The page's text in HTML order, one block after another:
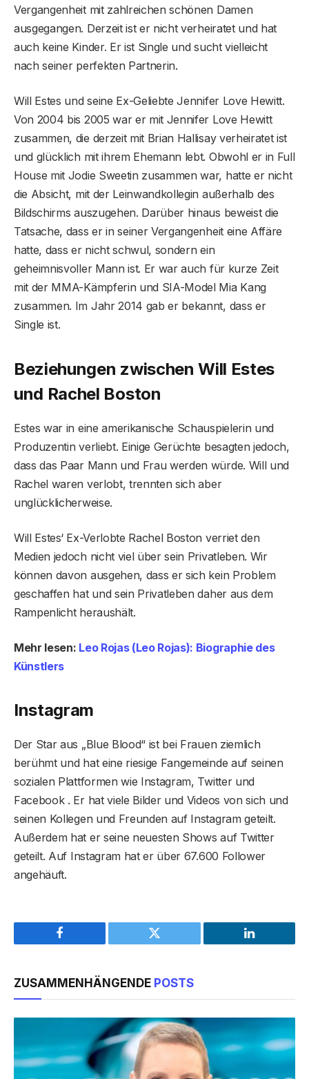
Vergangenheit mit zahlreichen schönen Damen
ausgegangen. Derzeit ist er nicht verheiratet und hat
auch keine Kinder. Er ist Single und sucht vielleicht
nach seiner perfekten Partnerin.
Will Estes und seine Ex-Geliebte Jennifer Love Hewitt.
Von 2004 bis 2005 war er mit Jennifer Love Hewitt
zusammen, die derzeit mit Brian Hallisay verheiratet ist
und glücklich mit ihrem Ehemann lebt. Obwohl er in Full
House mit Jodie Sweetin zusammen war, hatte er nicht
die Absicht, mit der Leinwandkollegin außerhalb des
Bildschirms auszugehen. Darüber hinaus beweist die
Tatsache, dass er in seiner Vergangenheit eine Affäre
hatte, dass er nicht schwul, sondern ein
geheimnisvoller Mann ist. Er war auch für kurze Zeit
mit der MMA-Kämpferin und SIA-Model Mia Kang
zusammen. Im Jahr 2014 gab er bekannt, dass er
Single ist.
Beziehungen zwischen Will Estes
und Rachel Boston
Estes war in eine amerikanische Schauspielerin und
Produzentin verliebt. Einige Gerüchte besagten jedoch,
dass das Paar Mann und Frau werden würde. Will und
Rachel waren verlobt, trennten sich aber
unglücklicherweise.
Will Estes‘ Ex-Verlobte Rachel Boston verriet den
Medien jedoch nicht viel über sein Privatleben. Wir
können davon ausgehen, dass er sich kein Problem
geschaffen hat und sein Privatleben daher aus dem
Rampenlicht heraushält.
Mehr lesen: Leo Rojas (Leo Rojas): Biographie des
Künstlers
Instagram
Der Star aus „Blue Blood“ ist bei Frauen ziemlich
berühmt und hat eine riesige Fangemeinde auf seinen
sozialen Plattformen wie Instagram, Twitter und
Facebook . Er hat viele Bilder und Videos von sich und
seinen Kollegen und Freunden auf Instagram geteilt.
Außerdem hat er seine neuesten Shows auf Twitter
geteilt. Auf Instagram hat er über 67.600 Follower
angehäuft.
Facebook Twitter LinkedIn
ZUSAMMENHÄNGENDE POSTS